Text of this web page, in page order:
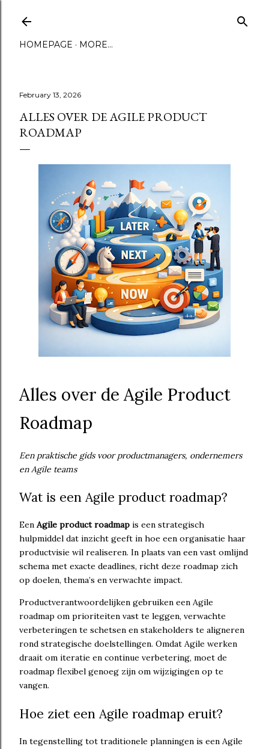
HOMEPAGE MORE…
February 13, 2026
ALLES OVER DE AGILE PRODUCT
ROADMAP
Alles over de Agile Product
Roadmap
Een praktische gids voor productmanagers, ondernemers
en Agile teams
Wat is een Agile product roadmap?
Een Agile product roadmap is een strategisch
hulpmiddel dat inzicht geeft in hoe een organisatie haar
productvisie wil realiseren. In plaats van een vast omlijnd
schema met exacte deadlines, richt deze roadmap zich
op doelen, thema’s en verwachte impact.
Productverantwoordelijken gebruiken een Agile
roadmap om prioriteiten vast te leggen, verwachte
verbeteringen te schetsen en stakeholders te aligneren
rond strategische doelstellingen. Omdat Agile werken
draait om iteratie en continue verbetering, moet de
roadmap flexibel genoeg zijn om wijzigingen op te
vangen.
Hoe ziet een Agile roadmap eruit?
In tegenstelling tot traditionele planningen is een Agile